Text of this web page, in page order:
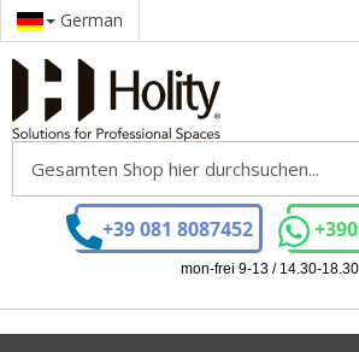
German
+39 081 8087452
mon-frei 9-13 / 14.30-18.30